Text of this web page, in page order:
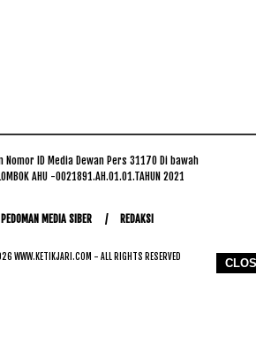
ID Media Dewan Pers 31170 Di bawah
AHU -0021891.AH.01.01.TAHUN 2021
PEDOMAN MEDIA SIBER REDAKSI
WWW.KETIKJARI.COM - ALL RIGHTS RESERVED